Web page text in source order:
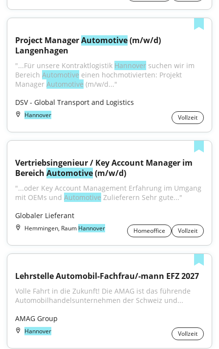
Project Manager Automotive (m/w/d)
Langenhagen
"...Für unsere Kontraktlogistik Hannover suchen wir im
Bereich Automotive einen hochmotivierten: Projekt
Manager Automotive (m/w/d..."
DSV - Global Transport and Logistics
Hannover Vollzeit
Vertriebsingenieur / Key Account Manager im
Bereich Automotive (m/w/d)
"...oder Key Account Management Erfahrung im Umgang
mit OEMs und Automotive Zulieferern Sehr gute..."
Globaler Lieferant
Hemmingen, Raum Hannover Homeoffice Vollzeit
Lehrstelle Automobil-Fachfrau/-mann EFZ 2027
Volle Fahrt in die Zukunft! Die AMAG ist das führende
Automobilhandelsunternehmen der Schweiz und...
AMAG Group
Hannover Vollzeit